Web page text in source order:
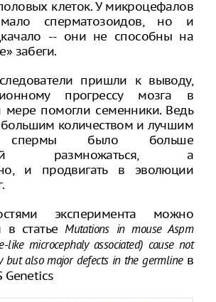
клеток. У микроцефалов
сперматозоидов, но и
-- они не способны на
забеги.
пришли к выводу,
прогрессу мозга в
мере помогли семенники. Ведь
количеством и лучшим
спермы было больше
размножаться, а
и продвигать в эволюции
эксперимента можно
в статьеMutations in mouse Aspm
like microcephaly associated) cause not
but also major defects in the germlineв
Genetics